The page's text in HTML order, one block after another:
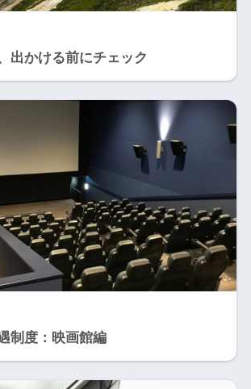
出かける前にチェック
制度：映画館編